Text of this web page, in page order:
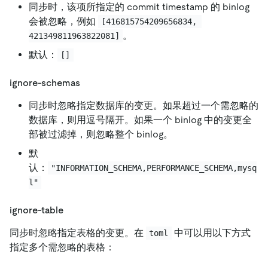
同步时，该项所指定的 commit timestamp 的 binlog
会被忽略，例如
[416815754209656834,
421349811963822081]
。
默认：
[]
ignore-schemas
同步时忽略指定数据库的变更。如果超过一个需忽略的
数据库，则用逗号隔开。如果一个 binlog 中的变更全
部被过滤掉，则忽略整个 binlog。
默
认：
"INFORMATION_SCHEMA,PERFORMANCE_SCHEMA,mysq
l"
ignore-table
同步时忽略指定表格的变更。在
toml
中可以用以下方式
指定多个需忽略的表格：